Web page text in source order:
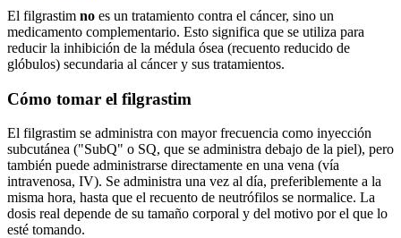
El filgrastim no es un tratamiento contra el cáncer, sino un
medicamento complementario. Esto significa que se utiliza para
reducir la inhibición de la médula ósea (recuento reducido de
glóbulos) secundaria al cáncer y sus tratamientos.
Cómo tomar el filgrastim
El filgrastim se administra con mayor frecuencia como inyección
subcutánea ("SubQ" o SQ, que se administra debajo de la piel), pero
también puede administrarse directamente en una vena (vía
intravenosa, IV). Se administra una vez al día, preferiblemente a la
misma hora, hasta que el recuento de neutrófilos se normalice. La
dosis real depende de su tamaño corporal y del motivo por el que lo
esté tomando.